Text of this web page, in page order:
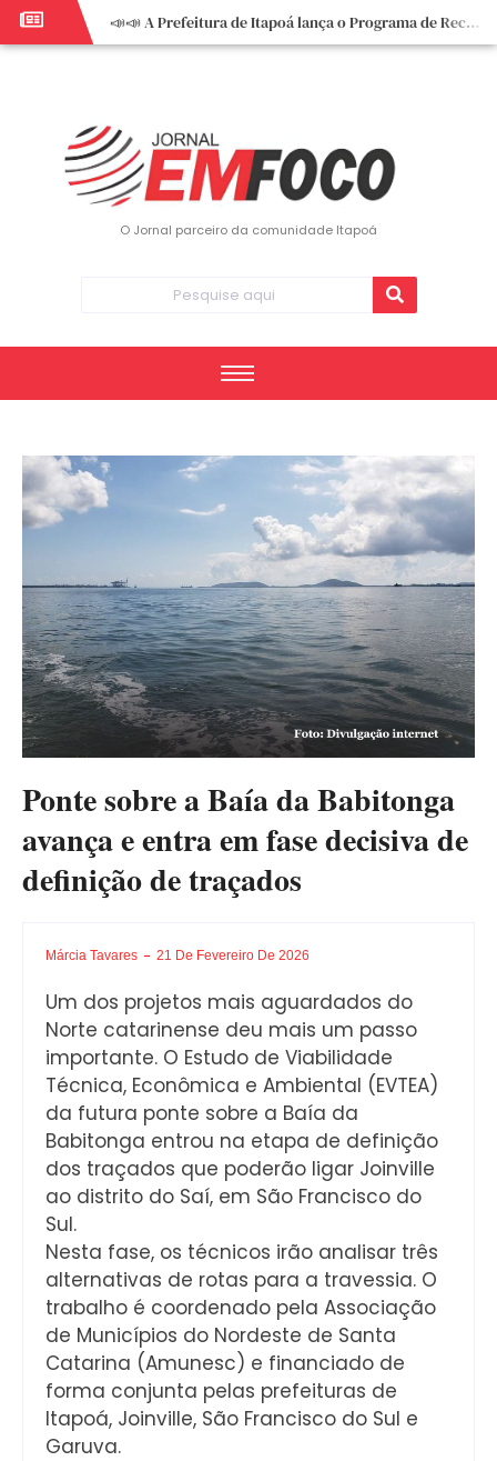
📣📣 A Prefeitura de Itapoá lança o Programa de Recuperação Fiscal (REFIS).
📢 Empreendedor do turismo, esta oportunidade é para você! Itapoá – SC.
O Jornal parceiro da comunidade Itapoá
Ponte sobre a Baía da Babitonga
avança e entra em fase decisiva de
definição de traçados
Márcia Tavares 21 De Fevereiro De 2026
Um dos projetos mais aguardados do
Norte catarinense deu mais um passo
importante. O Estudo de Viabilidade
Técnica, Econômica e Ambiental (EVTEA)
da futura ponte sobre a Baía da
Babitonga entrou na etapa de definição
dos traçados que poderão ligar Joinville
ao distrito do Saí, em São Francisco do
Sul.
Nesta fase, os técnicos irão analisar três
alternativas de rotas para a travessia. O
trabalho é coordenado pela Associação
de Municípios do Nordeste de Santa
Catarina (Amunesc) e financiado de
forma conjunta pelas prefeituras de
Itapoá, Joinville, São Francisco do Sul e
Garuva.